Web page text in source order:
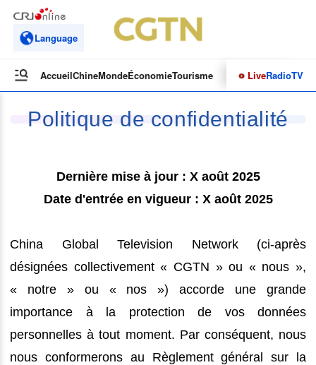
Language
AccueilChineMondeÉconomieTourismeCulture&SportOpinions
LiveRadioTV
Politique de confidentialité
Dernière mise à jour : X août 2025
Date d'entrée en vigueur : X août 2025
China Global Television Network (ci-après
désignées collectivement « CGTN » ou « nous »,
« notre » ou « nos ») accorde une grande
importance à la protection de vos données
personnelles à tout moment. Par conséquent, nous
nous conformerons au Règlement général sur la